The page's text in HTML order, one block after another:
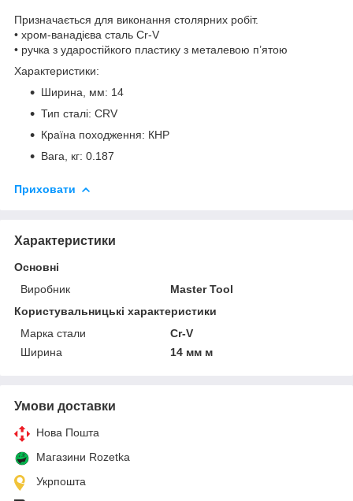
Призначається для виконання столярних робіт.
• хром-ванадієва сталь Cr-V
• ручка з ударостійкого пластику з металевою п’ятою
Характеристики:
Ширина, мм: 14
Тип сталі: CRV
Країна походження: КНР
Вага, кг: 0.187
Приховати
Характеристики
Основні
Виробник
Master Tool
Користувальницькі характеристики
Марка стали
Cr-V
Ширина
14 мм м
Умови доставки
Нова Пошта
Магазини Rozetka
Укрпошта